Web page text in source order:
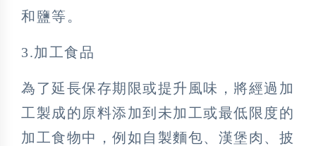
和鹽等。
3.加工食品
為了延長保存期限或提升風味，將經過加
工製成的原料添加到未加工或最低限度的
加工食物中，例如自製麵包、漢堡肉、披